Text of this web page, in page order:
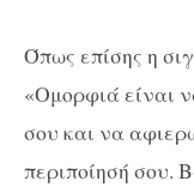
Όπως επίσης η
«Ομορφιά είναι
σου και να
περιποίησή σου.